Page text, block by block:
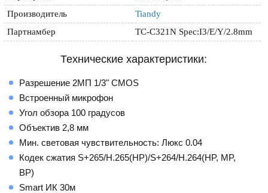
Производитель
Tiandy
Партнамбер
TC-C321N Spec:I3/E/Y/2.8mm
Технические характеристики:
Разрешение 2МП 1/3" CMOS
Встроенный микрофон
Угол обзора 100 градусов
Объектив 2,8 мм
Мин. световая чувствительность: Люкс 0.04
Кодек сжатия S+265/H.265(HP)/S+264/H.264(HP, MP,
BP)
Smart ИК 30м